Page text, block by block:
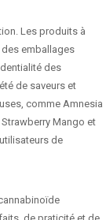
Les produits à
emballages
des
de saveurs et
comme Amnesia
Mango et
de